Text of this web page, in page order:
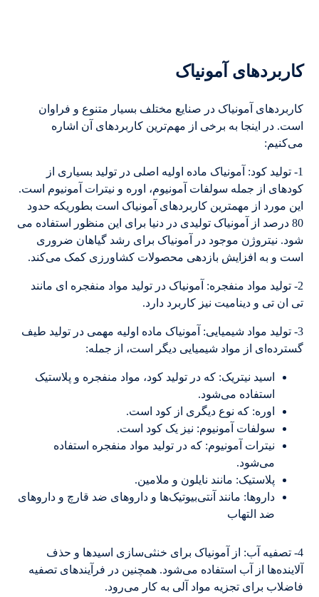
کاربردهای آمونیاک
کاربردهای آمونیاک در صنایع مختلف بسیار متنوع و فراوان
است. در اینجا به برخی از مهم‌ترین کاربردهای آن اشاره
می‌کنیم:
1- تولید کود: آمونیاک ماده اولیه اصلی در تولید بسیاری از
کودهای از جمله سولفات آمونیوم، اوره و نیترات آمونیوم است.
این مورد از مهمترین کاربردهای آمونیاک است بطوریکه حدود
80 درصد از آمونیاک تولیدی در دنیا برای این منظور استفاده می
شود. نیتروژن موجود در آمونیاک برای رشد گیاهان ضروری
است و به افزایش بازدهی محصولات کشاورزی کمک می‌کند.
2- تولید مواد منفجره: آمونیاک در تولید مواد منفجره ای مانند
تی ان تی و دینامیت نیز کاربرد دارد.
3- تولید مواد شیمیایی: آمونیاک ماده اولیه مهمی در تولید طیف
گسترده‌ای از مواد شیمیایی دیگر است، از جمله:
اسید نیتریک: که در تولید کود، مواد منفجره و پلاستیک
استفاده می‌شود.
اوره: که نوع دیگری از کود است.
سولفات آمونیوم: نیز یک کود است.
نیترات آمونیوم: که در تولید مواد منفجره استفاده
می‌شود.
پلاستیک: مانند نایلون و ملامین.
داروها: مانند آنتی‌بیوتیک‌ها و داروهای ضد قارچ و داروهای
ضد التهاب
4- تصفیه آب: از آمونیاک برای خنثی‌سازی اسیدها و حذف
آلاینده‌ها از آب استفاده می‌شود. همچنین در فرآیندهای تصفیه
فاضلاب برای تجزیه مواد آلی به کار می‌رود.